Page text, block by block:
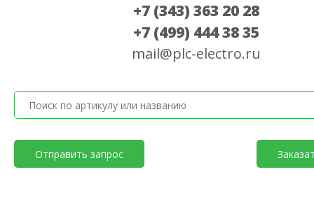
+7 (343) 363 20 28
+7 (499) 444 38 35
mail@plc-electro.ru
Отправить запрос